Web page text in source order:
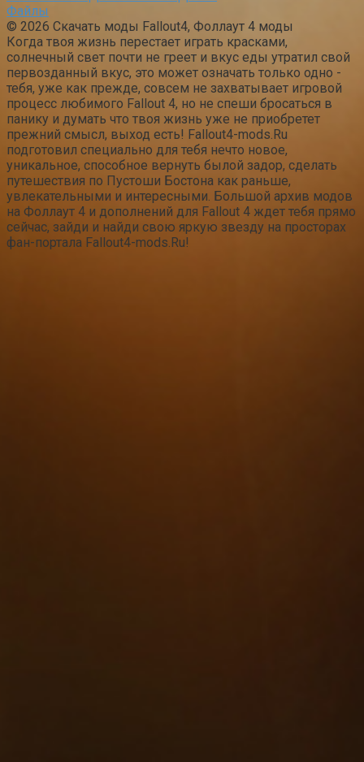
Файлы
© 2026 Скачать моды Fallout4, Фоллаут 4 моды
Когда твоя жизнь перестает играть красками,
солнечный свет почти не греет и вкус еды утратил свой
первозданный вкус, это может означать только одно -
тебя, уже как прежде, совсем не захватывает игровой
процесс любимого Fallout 4, но не спеши бросаться в
панику и думать что твоя жизнь уже не приобретет
прежний смысл, выход есть! Fallout4-mods.Ru
подготовил специально для тебя нечто новое,
уникальное, способное вернуть былой задор, сделать
путешествия по Пустоши Бостона как раньше,
увлекательными и интересными. Большой архив модов
на Фоллаут 4 и дополнений для Fallout 4 ждет тебя прямо
сейчас, зайди и найди свою яркую звезду на просторах
фан-портала Fallout4-mods.Ru!